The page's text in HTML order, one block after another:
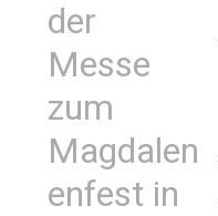
der
Messe
zum
Magdalen
enfest in